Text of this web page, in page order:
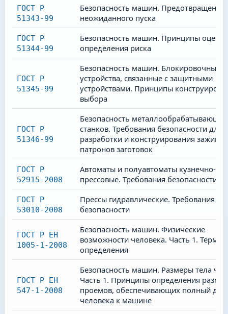
ГОСТ Р
51343-99
Безопасность машин. Предотвращение
неожиданного пуска
ГОСТ Р
51344-99
Безопасность машин. Принципы
определения риска
ГОСТ Р
51345-99
Безопасность машин. Блокировочные
устройства, связанные с защитными
устройствами. Принципы
выбора
ГОСТ Р
51346-99
Безопасность металлообрабатывающих
станков. Требования безопасности для
разработки и конструирования
патронов заготовок
ГОСТ Р
52915-2008
Автоматы и полуавтоматы кузнечно-
прессовые. Требования безопасности
ГОСТ Р
53010-2008
Прессы гидравлические. Требования
безопасности
ГОСТ Р ЕН
1005-1-2008
Безопасность машин. Физические
возможности человека. Часть 1.
определения
ГОСТ Р ЕН
547-1-2008
Безопасность машин. Размеры тела
Часть 1. Принципы определения
проемов, обеспечивающих полный
человека к машине